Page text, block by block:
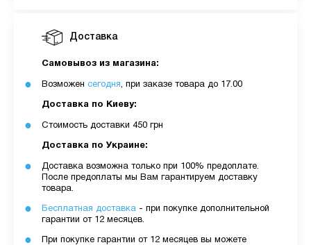
Доставка
Самовывоз из магазина:
Возможен сегодня, при заказе товара до 17.00
Доставка по Киеву:
Стоимость доставки 450 грн
Доставка по Украине:
Доставка возможна только при 100% предоплате.
После предоплаты мы Вам гарантируем доставку
товара.
Бесплатная доставка - при покупке дополнительной
гарантии от 12 месяцев.
При покупке гарантии от 12 месяцев вы можете